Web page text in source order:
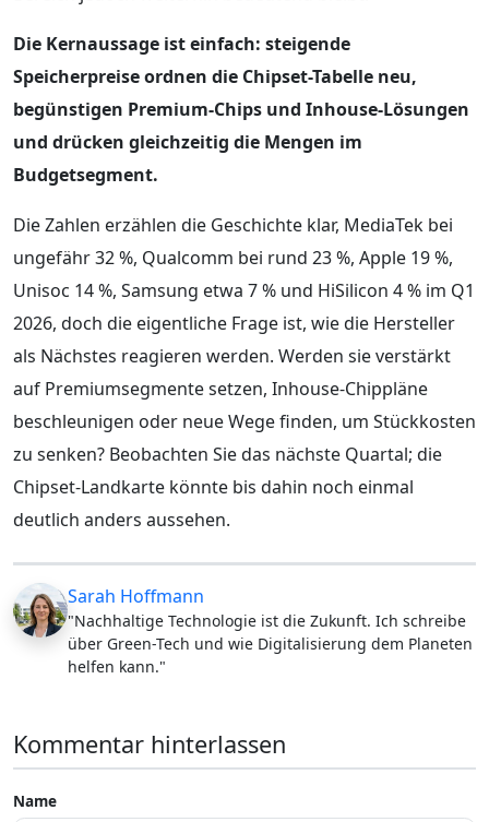
Die Kernaussage ist einfach: steigende
Speicherpreise ordnen die Chipset-Tabelle neu,
begünstigen Premium-Chips und Inhouse-Lösungen
und drücken gleichzeitig die Mengen im
Budgetsegment.
Die Zahlen erzählen die Geschichte klar, MediaTek bei
ungefähr 32 %, Qualcomm bei rund 23 %, Apple 19 %,
Unisoc 14 %, Samsung etwa 7 % und HiSilicon 4 % im Q1
2026, doch die eigentliche Frage ist, wie die Hersteller
als Nächstes reagieren werden. Werden sie verstärkt
auf Premiumsegmente setzen, Inhouse-Chippläne
beschleunigen oder neue Wege finden, um Stückkosten
zu senken? Beobachten Sie das nächste Quartal; die
Chipset-Landkarte könnte bis dahin noch einmal
deutlich anders aussehen.
Sarah Hoffmann
"Nachhaltige Technologie ist die Zukunft. Ich schreibe
über Green-Tech und wie Digitalisierung dem Planeten
helfen kann."
Kommentar hinterlassen
Name